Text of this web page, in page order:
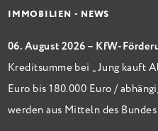
IMMOBILIEN - NEWS
Kreditsumme bei „Jung kauft
Euro bis 180.000 Euro /
werden aus Mitteln des